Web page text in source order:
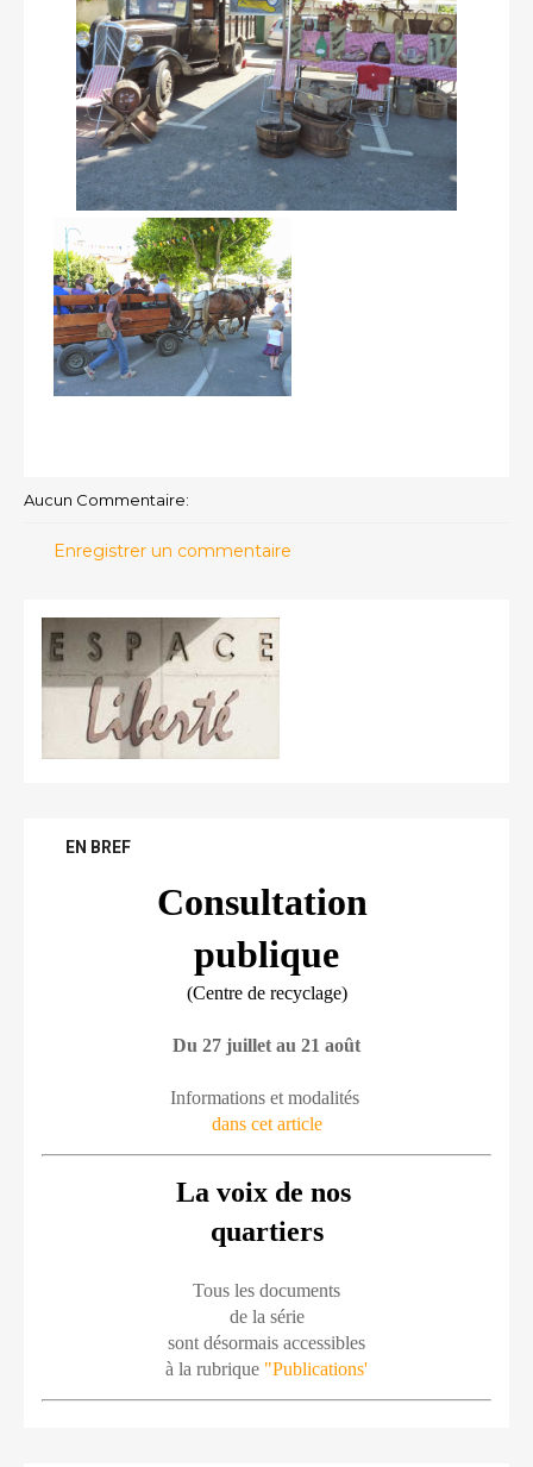
Aucun Commentaire:
Enregistrer un commentaire
EN BREF
Consultation
publique
(Centre de recyclage)
Du 27 juillet au 21 août
Informations et modalités
dans cet article
La voix de nos
quartiers
Tous les documents
de la série
sont désormais accessibles
à la rubrique "Publications'